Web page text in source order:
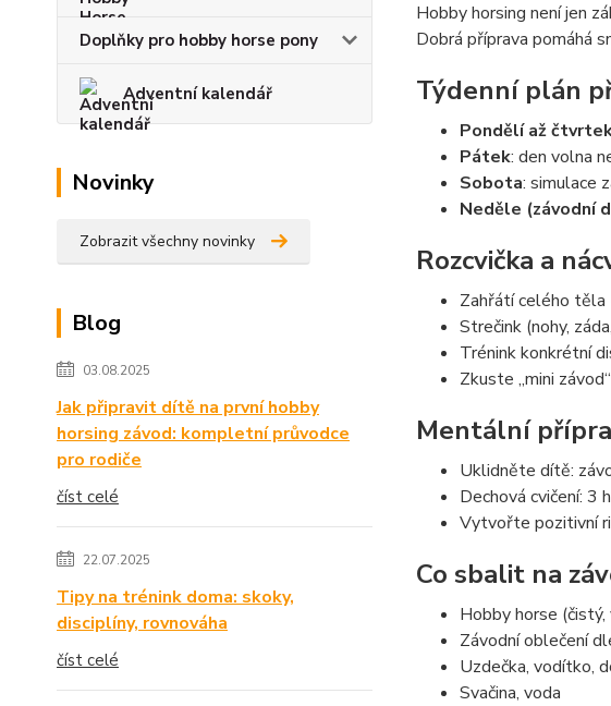
Doplňky pro hobby horse pony
Adventní kalendář
Novinky
Zobrazit všechny novinky
Blog
03.08.2025
Jak připravit dítě na první hobby
horsing závod: kompletní průvodce
pro rodiče
číst celé
22.07.2025
Tipy na trénink doma: skoky,
disciplíny, rovnováha
číst celé
Hobby horsing není jen
Dobrá příprava pomáhá
Týdenní plán
Pondělí až
Pátek: den volna
Sobota: simulace
Neděle (závodní
Rozcvička a
Zahřátí celého těla
Strečink (nohy,
Trénink konkrétní
Zkuste „mini
Mentální
Uklidněte dítě:
Dechová cvičení: 3
Vytvořte pozitivní
Co sbalit na
Hobby horse
Závodní oblečení
Uzdečka, vodítko,
Svačina, voda